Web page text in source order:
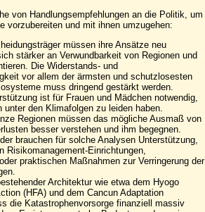
von Handlungsempfehlungen an die Politik, um
vorzubereiten und mit ihnen umzugehen:
müssen ihre Ansätze neu
stärker an Verwundbarkeit von Regionen und
Die Widerstands- und
vor allem der ärmsten und schutzlosesten
muss dringend gestärkt werden.
ist für Frauen und Mädchen notwendig,
den Klimafolgen zu leiden haben.
Regionen müssen das mögliche Ausmaß von
besser verstehen und ihm begegnen.
brauchen für solche Analysen Unterstützung,
Risikomanagement-Einrichtungen,
praktischen Maßnahmen zur Verringerung der
Architektur wie etwa dem Hyogo
(HFA) und dem Cancun Adaptation
die Katastrophenvorsorge finanziell massiv